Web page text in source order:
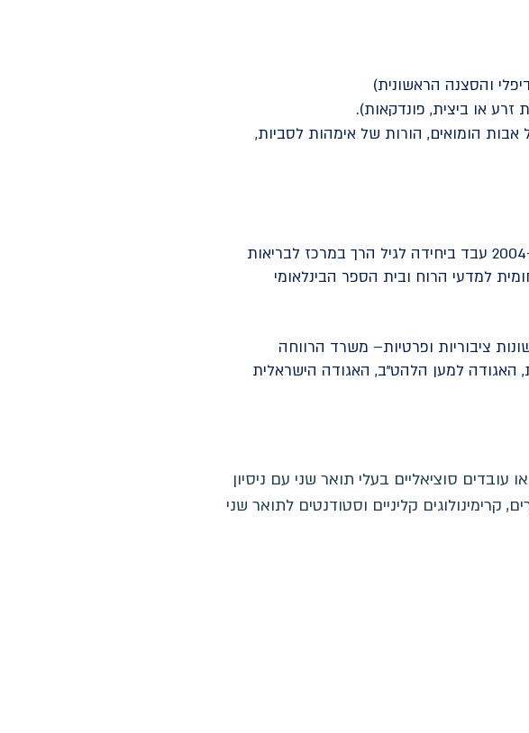
והסצנה הראשונית)
זרע או ביצית, פונדקאות).
הומואים, הורות של אימהות לסביות,
ד"ר אילן טבק אבירם, פסיכולוג קליני, מטפל בקליניקה פרטית . בין השנים 2004-2019 עבד ביחידה לגיל הרך במרכז לבריאות
למדעי הרוח ובית הספר הבינלאומי
ציבוריות ופרטיות– משרד הרווחה
האגודה למען הלהט"ב, האגודה הישראלית
עובדים סוציאליים בעלי תואר שני עם ניסיון
קליניים וסטודנטים לתואר שני